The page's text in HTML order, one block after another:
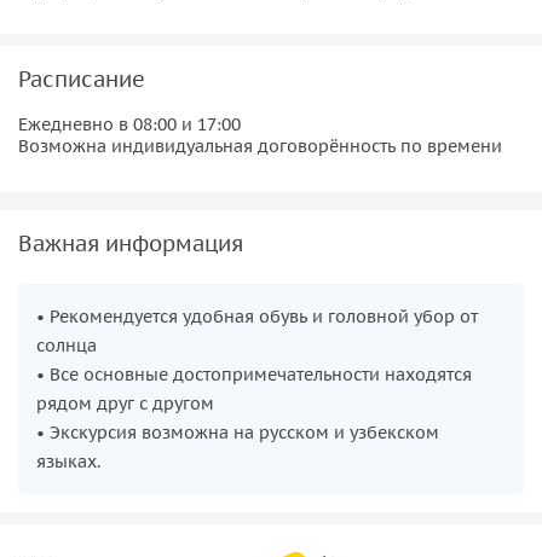
Расписание
Ежедневно в 08:00 и 17:00
Возможна индивидуальная договорённость по времени
Важная информация
• Рекомендуется удобная обувь и головной убор от
солнца
• Все основные достопримечательности находятся
рядом друг с другом
• Экскурсия возможна на русском и узбекском
языках.